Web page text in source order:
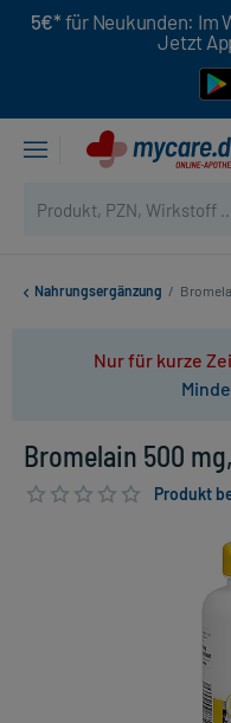
5€* für Neukunden: Im
Jetzt
Nahrungsergänzung /
Nur für kurze
Bromelain 500
Produkt